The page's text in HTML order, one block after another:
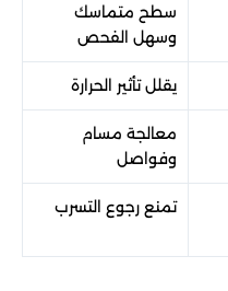
سطح متماسك
وسهل الفحص
يقلل تأثير الحرارة
معالجة مسام
وفواصل
تمنع رجوع التسرب